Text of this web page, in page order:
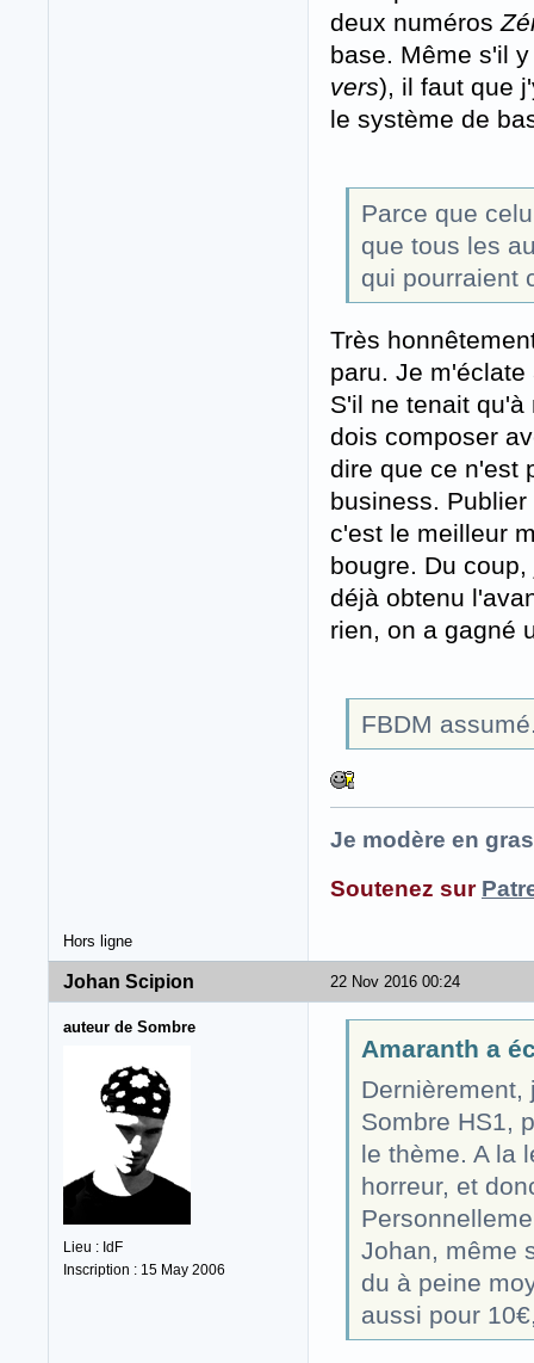
deux numéros
base. Même s'il
vers), il faut que
le système de
Parce que
que tous les
qui pourraient
Très
paru. Je
S'il ne tenait
dois composer
dire que ce n'est
business.
c'est le meilleur
bougre. Du
déjà obtenu
rien, on a gagné
FBDM
Je modère en
Soutenez sur
Hors ligne
22 Nov 2016 00:24
Johan Scipion
auteur de Sombre
Lieu : IdF
Inscription : 15 May 2006
Amaranth a
Dernièrement,
Sombre HS1,
le thème. A la
horreur, et
Johan, même
du à peine
aussi pour